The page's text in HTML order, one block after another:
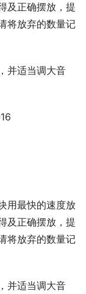
及正确摆放，提
将放弃的数量记
并适当调大音
用最快的速度放
及正确摆放，提
将放弃的数量记
并适当调大音